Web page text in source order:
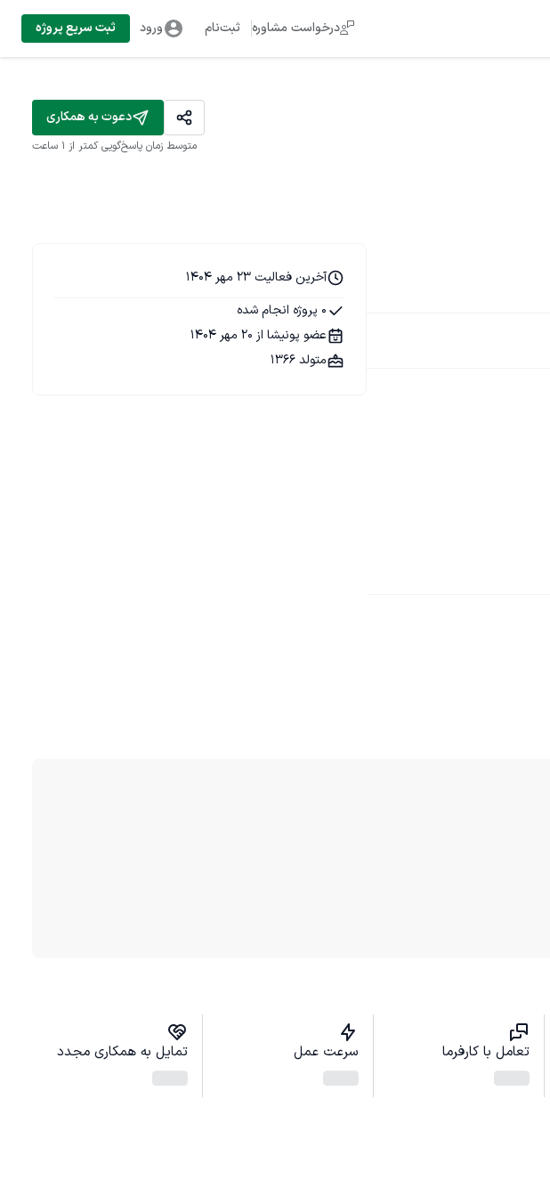
درخواست مشاوره ثبت‌نام ورود ثبت سریع پروژه
دعوت به همکاری
متوسط زمان پاسخ‌گویی کمتر از 1 ساعت
آخرین فعالیت 23 مهر 1404
0 پروژه انجام شده
عضو پونیشا از 20 مهر 1404
متولد 1366
تعامل با کارفرما سرعت عمل تمایل به همکاری مجدد